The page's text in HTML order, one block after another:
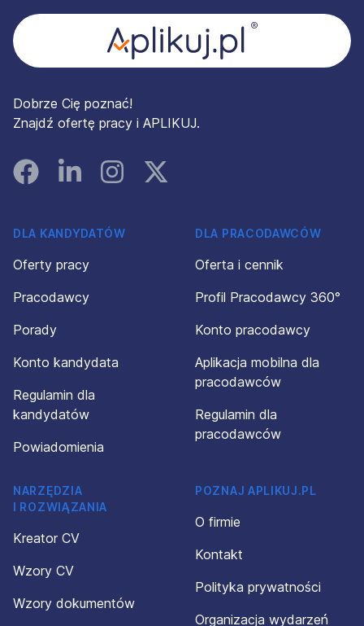
Dobrze Cię poznać!
Znajdź ofertę pracy i APLIKUJ.
FacebookLinked InInstagramInstagram
DLA KANDYDATÓW
Oferty pracy
Pracodawcy
Porady
Konto kandydata
Regulamin dla
kandydatów
Powiadomienia
DLA PRACODAWCÓW
Oferta i cennik
Profil Pracodawcy 360°
Konto pracodawcy
Aplikacja mobilna dla
pracodawców
Regulamin dla
pracodawców
NARZĘDZIA
I ROZWIĄZANIA
Kreator CV
Wzory CV
Wzory dokumentów
POZNAJ APLIKUJ.PL
O firmie
Kontakt
Polityka prywatności
Organizacja wydarzeń